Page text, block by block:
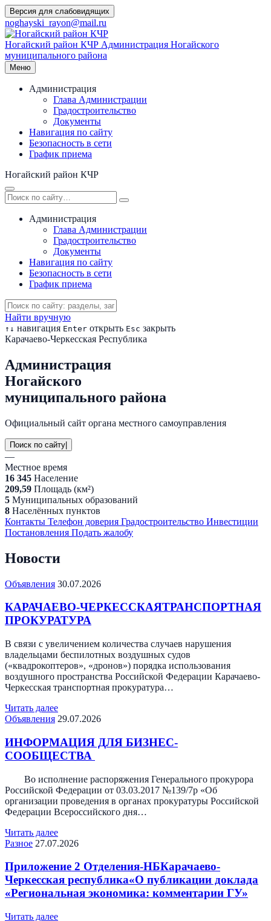
Перейти
к
содержимому
Версия для слабовидящих
noghayski_rayon@mail.ru
Ногайский район КЧР Администрация Ногайского
муниципального района
Меню
Администрация
Глава Администрации
Градостроительство
Документы
Навигация по сайту
Безопасность в сети
График приема
Ногайский район КЧР
Администрация
Глава Администрации
Градостроительство
Документы
Навигация по сайту
Безопасность в сети
График приема
Найти вручную
↑ ↓ навигация Enter открыть Esc закрыть
Карачаево-Черкесская Республика
Администрация
Ногайского
муниципального района
Официальный сайт органа местного самоуправления
Поиск по сайту
—
Местное время
16 345 Население
209,59 Площадь (км²)
5 Муниципальных образований
8 Населённых пунктов
Контакты Телефон доверия Градостроительство Инвестиции
Постановления Подать жалобу
Новости
Объявления 30.07.2026
КАРАЧАЕВО-ЧЕРКЕССКАЯТРАНСПОРТНАЯ
ПРОКУРАТУРА
В связи с увеличением количества случаев нарушения
владельцами беспилотных воздушных судов
(«квадрокоптеров», «дронов») порядка использования
воздушного пространства Российской Федерации Карачаево-
Черкесская транспортная прокуратура…
Читать далее
Объявления 29.07.2026
ИНФОРМАЦИЯ ДЛЯ БИЗНЕС-
СООБЩЕСТВА
Во исполнение распоряжения Генерального прокурора
Российской Федерации от 03.03.2017 №139/7р «Об
организации проведения в органах прокуратуры Российской
Федерации Всероссийского дня…
Читать далее
Разное 27.07.2026
Приложение 2 Отделения-НБКарачаево-
Черкесская республика«О публикации доклада
«Региональная экономика: комментарии ГУ»
Читать далее